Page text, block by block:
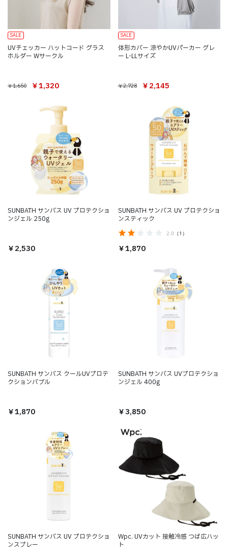
SALE
UVチェッカー ハットコード グラス
ホルダー Wサークル
￥1,650 ￥1,320
SALE
体形カバー 涼やかUVパーカー グレ
ー L-LLサイズ
￥2,728 ￥2,145
SUNBATH サンバス UV プロテクショ
ンジェル 250g
￥2,530
SUNBATH サンバス UV プロテクショ
ンスティック
2.0 （1）
￥1,870
SUNBATH サンバス クールUVプロテ
クションバブル
￥1,870
SUNBATH サンバス UVプロテクショ
ンジェル 400g
￥3,850
SUNBATH サンバス UV プロテクショ
ンスプレー
Wpc. UVカット 接触冷感 つば広ハッ
ト